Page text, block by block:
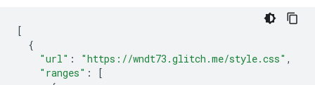
[
{
"url" : "https://wndt73.glitch.me/style.css" ,
"ranges" :
[